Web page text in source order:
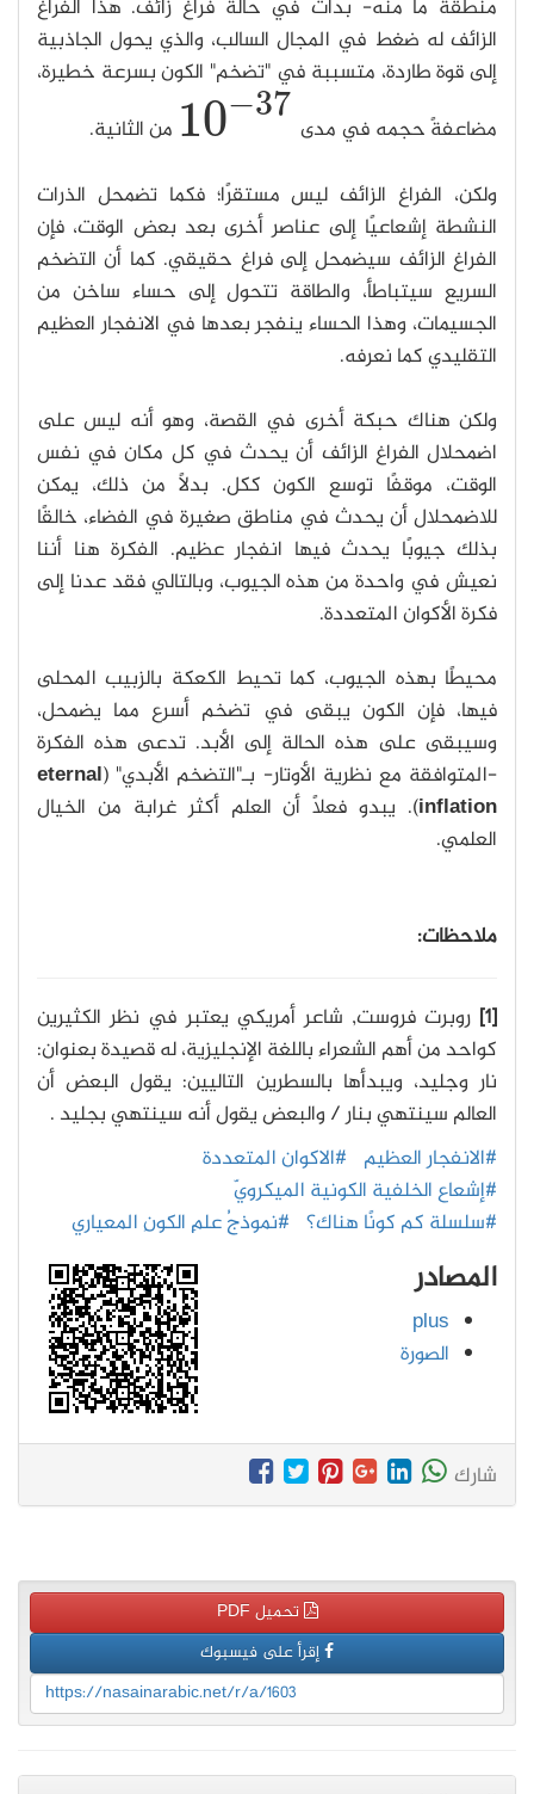
منطقة ما منه- بدأت في حالة فراغ زائف. هذا الفراغ
الزائف له ضغط في المجال السالب، والذي يحول الجاذبية
إلى قوة طاردة، متسببة في "تضخم" الكون بسرعة خطيرة،
مضاعفةً حجمه في مدى
10−37
10−37
من الثانية.
ولكن، الفراغ الزائف ليس مستقرًا؛ فكما تضمحل الذرات
النشطة إشعاعيًا إلى عناصر أخرى بعد بعض الوقت، فإن
الفراغ الزائف سيضمحل إلى فراغ حقيقي. كما أن التضخم
السريع سيتباطأ، والطاقة تتحول إلى حساء ساخن من
الجسيمات، وهذا الحساء ينفجر بعدها في الانفجار العظيم
التقليدي كما نعرفه.
ولكن هناك حبكة أخرى في القصة، وهو أنه ليس على
اضمحلال الفراغ الزائف أن يحدث في كل مكان في نفس
الوقت، موقفًا توسع الكون ككل. بدلًا من ذلك، يمكن
للاضمحلال أن يحدث في مناطق صغيرة في الفضاء، خالقًا
بذلك جيوبًا يحدث فيها انفجار عظيم. الفكرة هنا أننا
نعيش في واحدة من هذه الجيوب، وبالتالي فقد عدنا إلى
فكرة الأكوان المتعددة.
محيطًا بهذه الجيوب، كما تحيط الكعكة بالزبيب المحلى
فيها، فإن الكون يبقى في تضخم أسرع مما يضمحل،
وسيبقى على هذه الحالة إلى الأبد. تدعى هذه الفكرة
-المتوافقة مع نظرية اﻷوتار- بـ"التضخم الأبدي" (eternal
inflation). يبدو فعلًا أن العلم أكثر غرابة من الخيال
العلمي.
ملاحظات:
[1]
روبرت فروست, شاعر أمريكي يعتبر في نظر الكثيرين
كواحد من أهم الشعراء باللغة الإنجليزية، له قصيدة بعنوان:
نار وجليد، ويبدأها بالسطرين التاليين: يقول البعض أن
العالم سينتهي بنار / والبعض يقول أنه سينتهي بجليد .
#الانفجار العظيم #الاكوان المتعددة
#إشعاع الخلفية الكونية الميكرويّ
#سلسلة كم كونًا هناك؟ #نموذجُ علمِ الكونِ المعياري
المصادر
plus
الصورة
شارك
تحميل PDF
إقرأ على فيسبوك
https://nasainarabic.net/r/a/1603